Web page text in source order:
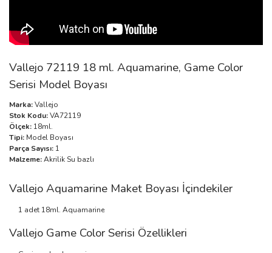
Vallejo 72119 18 ml. Aquamarine, Game Color
Serisi Model Boyası
Marka:Vallejo
Stok Kodu:VA72119
Ölçek: 18ml.
Tipi: Model Boyası
Parça Sayısı: 1
Malzeme:Akrilik Su bazlı
Vallejo Aquamarine Maket Boyası İçindekiler
1 adet 18ml. Aquamarine
Vallejo Game Color Serisi Özellikleri